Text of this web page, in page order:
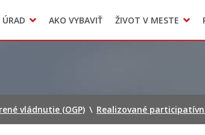
Zmluvy, faktúry a
AKO VYBAVIŤ ŽIVOT V MESTE
Odpady, verejné
Accommodation
vládnutie (OGP) \ Realizované